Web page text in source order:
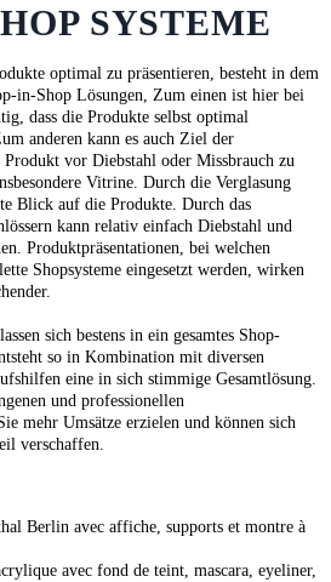
SYSTEME
optimal zu präsentieren, besteht in dem
in-Shop Lösungen, Zum einen ist hier bei
dass die Produkte selbst optimal
anderen kann es auch Ziel der
Produkt vor Diebstahl oder Missbrauch zu
Vitrine. Durch die Verglasung
Blick auf die Produkte. Durch das
kann relativ einfach Diebstahl und
Produktpräsentationen, bei welchen
Shopsysteme eingesetzt werden, wirken
sich bestens in ein gesamtes Shop-
so in Kombination mit diversen
eine in sich stimmige Gesamtlösung.
und professionellen
mehr Umsätze erzielen und können sich
verschaffen.